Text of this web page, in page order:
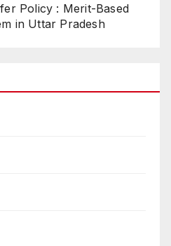
Policy : Merit-Based
in Uttar Pradesh